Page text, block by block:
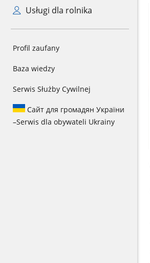
Usługi dla rolnika
Profil zaufany
Baza wiedzy
Serwis Służby Cywilnej
Сайт для громадян України
–Serwis dla obywateli Ukrainy